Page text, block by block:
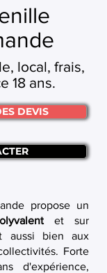
local, frais,
18 ans.
DEVIS
propose un
et sur
aussi bien aux
Forte
d'expérience,